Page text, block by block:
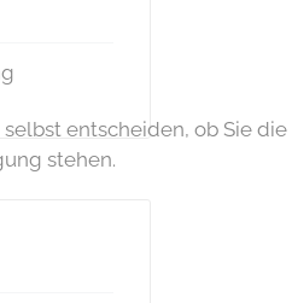
entscheiden, ob Sie die
stehen.